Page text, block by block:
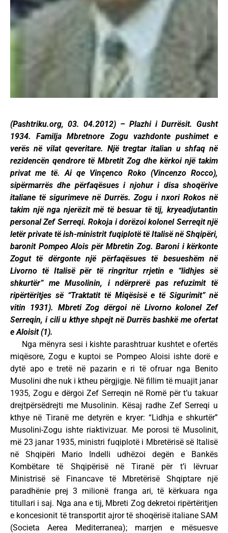
(Pashtriku.org, 03. 04.2012) – Plazhi i Durrësit. Gusht
1934. Familja Mbretnore Zogu vazhdonte pushimet e
verës në vilat qeveritare. Një tregtar italian u shfaq në
rezidencën qendrore të Mbretit Zog dhe kërkoi një takim
privat me të. Ai qe Vinçenco Roko (Vincenzo Rocco),
sipërmarrës dhe përfaqësues i njohur i disa shoqërive
italiane të sigurimeve në Durrës. Zogu i nxori Rokos në
takim një nga njerëzit më të besuar të tij, kryeadjutantin
personal Zef Serreqi. Rokoja i dorëzoi kolonel Serreqit një
letër private të ish-ministrit fuqiplotë të Italisë në Shqipëri,
baronit Pompeo Alois për Mbretin Zog. Baroni i kërkonte
Zogut të dërgonte një përfaqësues të besueshëm në
Livorno të Italisë për të ringritur rrjetin e “lidhjes së
shkurtër” me Musolinin, i ndërprerë pas refuzimit të
ripërtëritjes së “Traktatit të Miqësisë e të Sigurimit” në
vitin 1931). Mbreti Zog dërgoi në Livorno kolonel Zef
Serreqin, i cili u kthye shpejt në Durrës bashkë me ofertat
e Aloisit (1).
Nga mënyra sesi i kishte parashtruar kushtet e ofertës
miqësore, Zogu e kuptoi se Pompeo Aloisi ishte dorë e
dytë apo e tretë në pazarin e ri të ofruar nga Benito
Musolini dhe nuk i ktheu përgjigje. Në fillim të muajit janar
1935, Zogu e dërgoi Zef Serreqin në Romë për t’u takuar
drejtpërsëdrejti me Musolinin. Kësaj radhe Zef Serreqi u
kthye në Tiranë me detyrën e kryer: “Lidhja e shkurtër”
Musolini-Zogu ishte riaktivizuar. Me porosi të Musolinit,
më 23 janar 1935, ministri fuqiplotë i Mbretërisë së Italisë
në Shqipëri Mario Indelli udhëzoi degën e Bankës
Kombëtare të Shqipërisë në Tiranë për t’i lëvruar
Ministrisë së Financave të Mbretërisë Shqiptare një
paradhënie prej 3 milionë franga ari, të kërkuara nga
titullari i saj. Nga ana e tij, Mbreti Zog dekretoi ripërtëritjen
e koncesionit të transportit ajror të shoqërisë italiane SAM
(Societa Aerea Mediterranea); marrjen e mësuesve